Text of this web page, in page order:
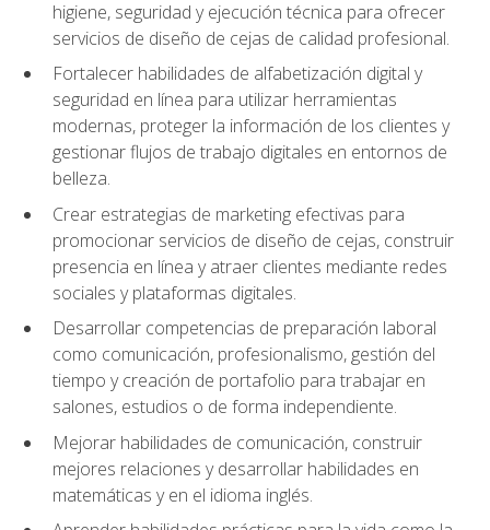
higiene, seguridad y ejecución técnica para ofrecer
servicios de diseño de cejas de calidad profesional.
Fortalecer habilidades de alfabetización digital y
seguridad en línea para utilizar herramientas
modernas, proteger la información de los clientes y
gestionar flujos de trabajo digitales en entornos de
belleza.
Crear estrategias de marketing efectivas para
promocionar servicios de diseño de cejas, construir
presencia en línea y atraer clientes mediante redes
sociales y plataformas digitales.
Desarrollar competencias de preparación laboral
como comunicación, profesionalismo, gestión del
tiempo y creación de portafolio para trabajar en
salones, estudios o de forma independiente.
Mejorar habilidades de comunicación, construir
mejores relaciones y desarrollar habilidades en
matemáticas y en el idioma inglés.